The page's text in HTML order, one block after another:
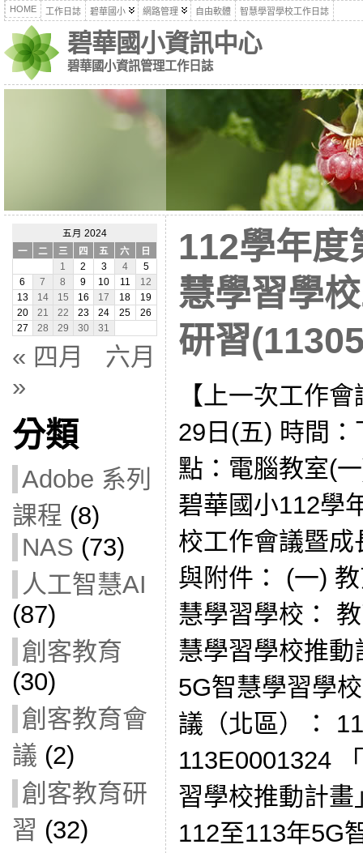
HOME 工作日誌 碧華國小 網路管理 自由軟體 智慧學習學校工作日誌
碧華國小資訊中心
碧華國小資訊管理工作日誌
五月 2024
一
二 三 四 五 六
日
1
2 3 4
5
6
7 8 9 10 11
12
13
14 15 16 17 18
19
20
21 22 23 24 25
26
27
28 29 30 31
« 四月
六月
»
分類
Adobe 系列
課程 (8)
NAS (73)
人工智慧AI
(87)
創客教育
(30)
創客教育會
議 (2)
創客教育研
習 (32)
112學年度
慧學習學
研習
【上一次工作
29日(五) 時間
點：電腦教室(
碧華國小112學
校工作會議暨
與附件： (一)
慧學習學校：
慧學習學校推
5G智慧學習學
議（北區）：
113E0001324
習學校推動計
112至113年5G